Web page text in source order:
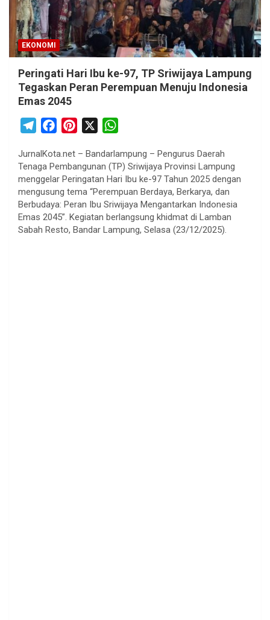
EKONOMI
Peringati Hari Ibu ke-97, TP Sriwijaya Lampung
Tegaskan Peran Perempuan Menuju Indonesia
Emas 2045
l
e
g
r
a
m
c
e
b
o
o
k
n
t
e
r
e
s
a
s
A
p
p
JurnalKota.net – Bandarlampung – Pengurus Daerah
Tenaga Pembangunan (TP) Sriwijaya Provinsi Lampung
menggelar Peringatan Hari Ibu ke-97 Tahun 2025 dengan
mengusung tema “Perempuan Berdaya, Berkarya, dan
Berbudaya: Peran Ibu Sriwijaya Mengantarkan Indonesia
Emas 2045”. Kegiatan berlangsung khidmat di Lamban
Sabah Resto, Bandar Lampung, Selasa (23/12/2025).